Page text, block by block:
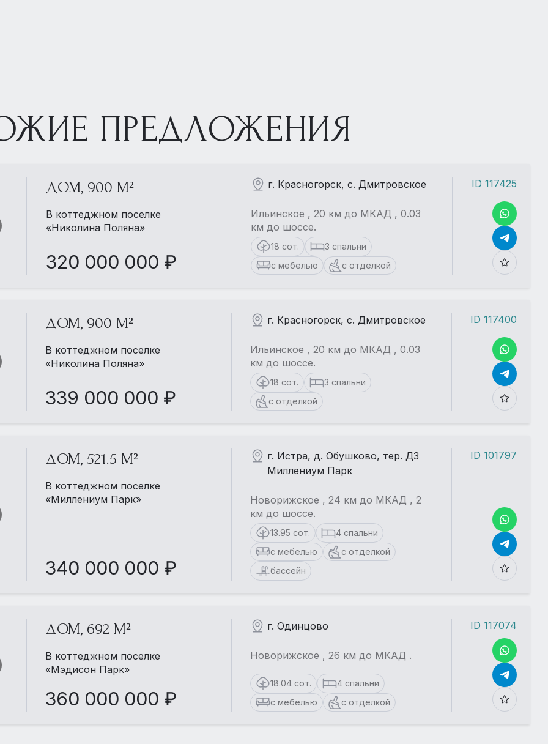
ПРЕДЛОЖЕНИЯ
ДОМ, 900 М²
В коттеджном поселке
«Николина Поляна»
320 000 000 ₽
г. Красногорск, с. Дмитровское
Ильинское , 20 км до МКАД , 0.03
км до шоссе.
18 сот.
3 спальни
с мебелью
с отделкой
ID 117425
ДОМ, 900 М²
В коттеджном поселке
«Николина Поляна»
339 000 000 ₽
г. Красногорск, с. Дмитровское
Ильинское , 20 км до МКАД , 0.03
км до шоссе.
18 сот.
3 спальни
с отделкой
ID 117400
ДОМ, 521.5 М²
В коттеджном поселке
«Миллениум Парк»
340 000 000 ₽
г. Истра, д. Обушково, тер. ДЗ
Миллениум Парк
Новорижское , 24 км до МКАД , 2
км до шоссе.
13.95 сот.
4 спальни
с мебелью
с отделкой
бассейн
ID 101797
ДОМ, 692 М²
В коттеджном поселке
«Мэдисон Парк»
360 000 000 ₽
г. Одинцово
Новорижское , 26 км до МКАД .
18.04 сот.
4 спальни
с мебелью
с отделкой
ID 117074